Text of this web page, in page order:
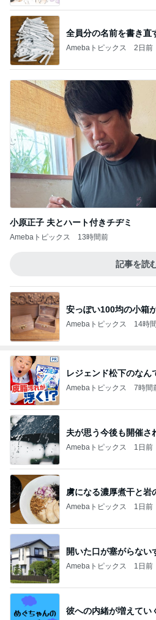
全員分の名前を書き直
Amebaトピックス 2日前
小原正子 夫とハート付きチヂミ
Amebaトピックス 13時間前
記事を読
安っぽい100均の小箱
Amebaトピックス 14時
レジェンド松下のなん
Amebaトピックス 7時間
夫が思う今後も開催さ
Amebaトピックス 1日前
虜になる濃厚煮干と岩
Amebaトピックス 1日前
開いた口が塞がらない
Amebaトピックス 1日前
彼への内緒が増えてい